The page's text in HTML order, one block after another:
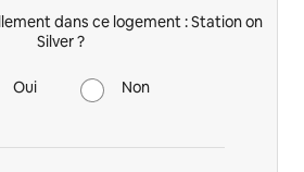
dans ce logement : Station on
Silver ?
Oui Non